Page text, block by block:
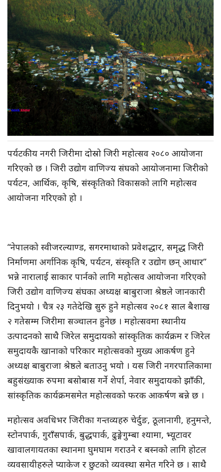
पर्यटकीय नगरी जिरीमा दोस्रो जिरी महोत्सव २०८० आयोजना
गरिएको छ । जिरी उद्योग वाणिज्य संघको आयोजनामा जिरीको
पर्यटन, आर्थिक, कृषि, संस्कृतिको विकासको लागि महोत्सव
आयोजना गरिएको हो ।
“नेपालको स्वीजरल्याण्ड, सगरमाथाको प्रवेशद्धार, समृद्ध जिरी
निर्माणमा अर्गानिक कृषि, पर्यटन, संस्कृति र उद्योग छन् आधार”
भन्ने नारालाई साकार पार्नको लागि महोत्सव आयोजना गरिएको
जिरी उद्योग वाणिज्य संघका अध्यक्ष बाबुराजा श्रेष्ठले जानकारी
दिनुभयो । चैत्र २३ गतेदेखि सुरु हुने महोत्सव २०८१ साल बैशाख
२ गतेसम्म जिरीमा सञ्चालन हुनेछ । महोत्सवमा स्थानीय
उत्पादनको साथै जिरेल समुदायको सांस्कृतिक कार्यक्रम र जिरेल
समुदायकै खानाको परिकार महोत्सवको मुख्य आकर्षण हुने
अध्यक्ष बाबुराजा श्रेष्ठले बताउनु भयो । यस जिरी नगरपालिकामा
बहुसंख्याक रुपमा बसोबास गर्ने शेर्पा, नेवार समुदायको झाँकी,
सांस्कृतिक कार्यक्रमसमेत महोत्सवको फरक आकर्षण बन्ने छ ।
महोत्सव अवधिभर जिरीका गन्तव्यहरु चेर्दुङ, ठूलानागी, हनुमन्ते,
स्टोनपार्क, गुराँसपार्क, बुद्धपार्क, ढुङ्गेगुम्बा श्यामा, भ्यूटावर
खावालगायतका स्थानमा घुमघाम गराउने र बस्नको लागि होटल
व्यवसायीहरुले प्याकेज र छुटको व्यवस्था समेत गरिने छ । साथै